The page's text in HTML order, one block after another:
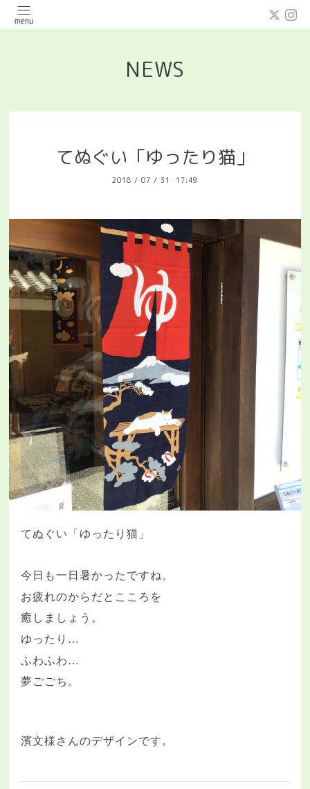
NEWS
てぬぐい「ゆったり猫」
2018 / 07 / 31 17:49
てぬぐい「ゆったり猫」
今日も一日暑かったですね。
お疲れのからだとこころを
癒しましょう。
ゆったり …
ふわふわ…
夢ごごち。
濱文様さんのデザインです。